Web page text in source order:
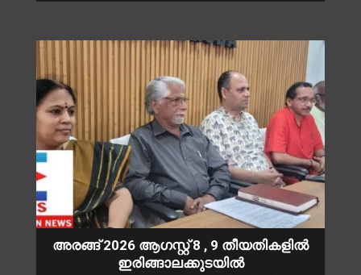
അരങ്ങ് 2026 ആഗസ്റ്റ് 8 , 9 തീയതികളിൽ
ഇരിങ്ങാലക്കുടയിൽ